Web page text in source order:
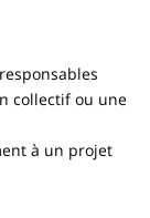
collectif ou une
à un projet